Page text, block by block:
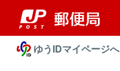
ゆうIDマイページへ